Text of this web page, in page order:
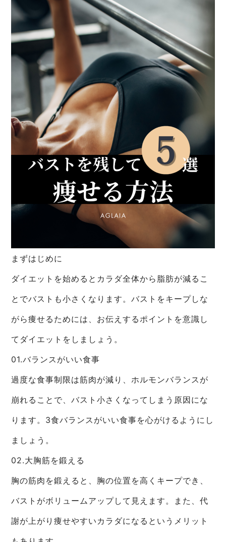
まずはじめに
ダイエットを始めるとカラダ全体から脂肪が減るこ
とでバストも小さくなります。バストをキープしな
がら痩せるためには、お伝えするポイントを意識し
てダイエットをしましょう。
01.バランスがいい食事
過度な食事制限は筋肉が減り、ホルモンバランスが
崩れることで、バスト小さくなってしまう原因にな
ります。3食バランスがいい食事を心がけるようにし
ましょう。
02.大胸筋を鍛える
胸の筋肉を鍛えると、胸の位置を高くキープでき、
バストがボリュームアップして見えます。また、代
謝が上がり痩せやすいカラダになるというメリット